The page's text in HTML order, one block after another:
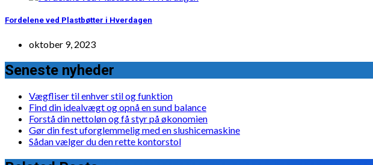
Fordelene ved Plastbøtter i Hverdagen
oktober 9, 2023
Seneste nyheder
Vægfliser til enhver stil og funktion
Find din idealvægt og opnå en sund balance
Forstå din nettoløn og få styr på økonomien
Gør din fest uforglemmelig med en slushicemaskine
Sådan vælger du den rette kontorstol